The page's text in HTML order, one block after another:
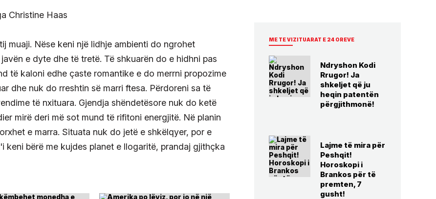
muaji. Nëse keni një lidhje ambienti do ngrohet
e dyte dhe të tretë. Të shkuarën do e hidhni pas
të kaloni edhe çaste romantike e do merrni propozime
dhe nuk do rreshtin së marri ftesa. Përdoreni sa të
të nxituara. Gjendja shëndetësore nuk do ketë
mirë deri më sot mund të rifitoni energjitë. Në planin
e marra. Situata nuk do jetë e shkëlqyer, por e
keni bërë me kujdes planet e llogaritë, prandaj gjithçka
ME TE VIZITUARAT E 24 OREVE
Ndryshon Kodi
Rrugor! Ja
shkeljet që ju
heqin patentën
përgjithmonë!
Lajme të mira për
Peshqit!
Horoskopi i
Brankos për të
premten, 7
gusht!